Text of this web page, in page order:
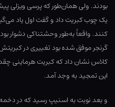
بودند. ولی همان‌طور که پرسی ویزلی
یک چوب کبریت داد و گفت اول یاد
کنند. واقعاً به‌طور وحشتناکی دشوار
گرنجر موفق شده بود تغییری در
کلاس نشان داد که کبریت هرماینی
این تمجید به وجد آمد.
و بعد نوبت به اسنیپ رسید که در